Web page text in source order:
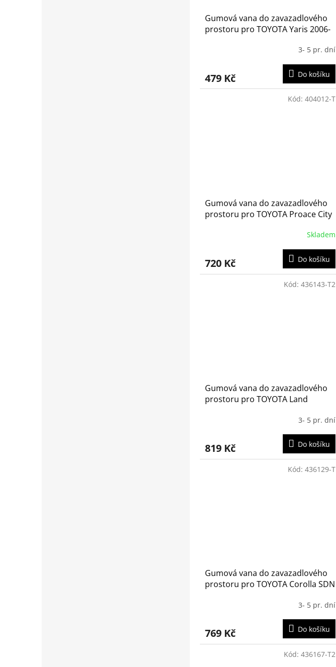
Gumová vana do zavazadlového
prostoru pro TOYOTA Yaris 2006-
3- 5 pr. dní
479 Kč Do košíku
Gumová vana do zavazadlového
prostoru pro TOYOTA Proace City
Skladem
720 Kč Do košíku
Kód: 404012-T
Gumová vana do zavazadlového
prostoru pro TOYOTA Land
3- 5 pr. dní
819 Kč Do košíku
Kód: 436143-T2
Gumová vana do zavazadlového
prostoru pro TOYOTA Corolla SDN
3- 5 pr. dní
769 Kč Do košíku
Kód: 436129-T
Kód: 436167-T2